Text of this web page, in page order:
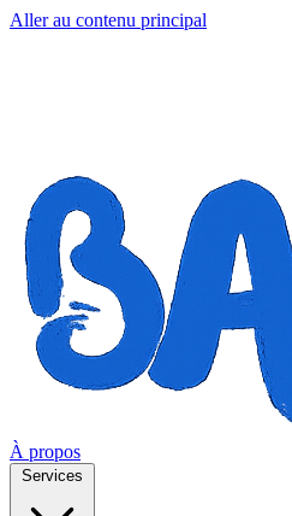
Aller au contenu principal
À propos
Services